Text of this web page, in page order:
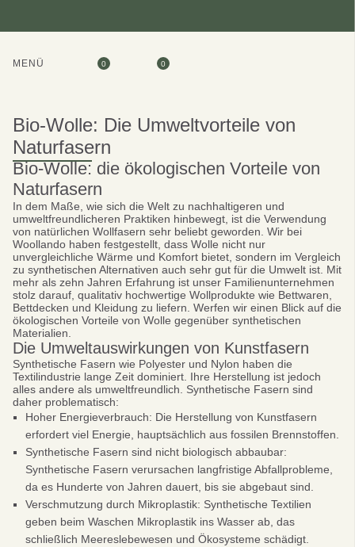
MENÜ 0 0
Bio-Wolle: Die Umweltvorteile von
Naturfasern
Bio-Wolle: die ökologischen Vorteile von
Naturfasern
In dem Maße, wie sich die Welt zu nachhaltigeren und
umweltfreundlicheren Praktiken hinbewegt, ist die Verwendung
von natürlichen Wollfasern sehr beliebt geworden. Wir bei
Woollando haben festgestellt, dass Wolle nicht nur
unvergleichliche Wärme und Komfort bietet, sondern im Vergleich
zu synthetischen Alternativen auch sehr gut für die Umwelt ist. Mit
mehr als zehn Jahren Erfahrung ist unser Familienunternehmen
stolz darauf, qualitativ hochwertige Wollprodukte wie Bettwaren,
Bettdecken und Kleidung zu liefern. Werfen wir einen Blick auf die
ökologischen Vorteile von Wolle gegenüber synthetischen
Materialien.
Die Umweltauswirkungen von Kunstfasern
Synthetische Fasern wie Polyester und Nylon haben die
Textilindustrie lange Zeit dominiert. Ihre Herstellung ist jedoch
alles andere als umweltfreundlich. Synthetische Fasern sind
daher problematisch:
Hoher Energieverbrauch: Die Herstellung von Kunstfasern
erfordert viel Energie, hauptsächlich aus fossilen Brennstoffen.
Synthetische Fasern sind nicht biologisch abbaubar:
Synthetische Fasern verursachen langfristige Abfallprobleme,
da es Hunderte von Jahren dauert, bis sie abgebaut sind.
Verschmutzung durch Mikroplastik: Synthetische Textilien
geben beim Waschen Mikroplastik ins Wasser ab, das
schließlich Meereslebewesen und Ökosysteme schädigt.